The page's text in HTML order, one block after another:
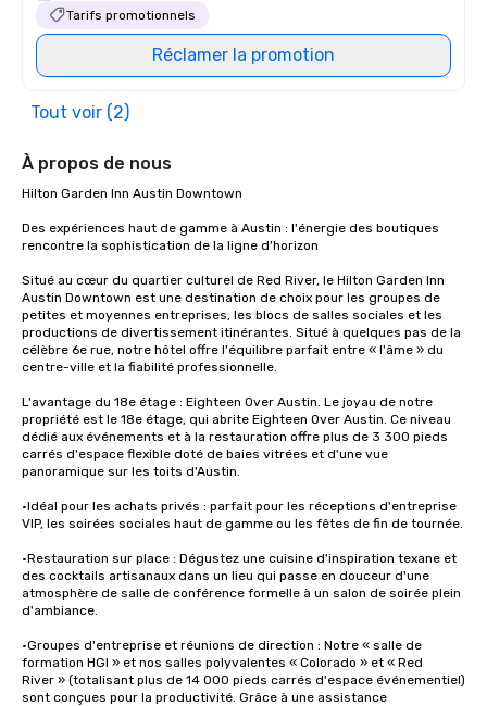
Tarifs promotionnels
Réclamer la promotion
Tout voir (2)
À propos de nous
Hilton Garden Inn Austin Downtown
Des expériences haut de gamme à Austin : l'énergie des boutiques
rencontre la sophistication de la ligne d'horizon
Situé au cœur du quartier culturel de Red River, le Hilton Garden Inn
Austin Downtown est une destination de choix pour les groupes de
petites et moyennes entreprises, les blocs de salles sociales et les
productions de divertissement itinérantes. Situé à quelques pas de la
célèbre 6e rue, notre hôtel offre l'équilibre parfait entre « l'âme » du
centre-ville et la fiabilité professionnelle.
L'avantage du 18e étage : Eighteen Over Austin. Le joyau de notre
propriété est le 18e étage, qui abrite Eighteen Over Austin. Ce niveau
dédié aux événements et à la restauration offre plus de 3 300 pieds
carrés d'espace flexible doté de baies vitrées et d'une vue
panoramique sur les toits d'Austin.
•Idéal pour les achats privés : parfait pour les réceptions d'entreprise
VIP, les soirées sociales haut de gamme ou les fêtes de fin de tournée.
•Restauration sur place : Dégustez une cuisine d'inspiration texane et
des cocktails artisanaux dans un lieu qui passe en douceur d'une
atmosphère de salle de conférence formelle à un salon de soirée plein
d'ambiance.
•Groupes d'entreprise et réunions de direction : Notre « salle de
formation HGI » et nos salles polyvalentes « Colorado » et « Red
River » (totalisant plus de 14 000 pieds carrés d'espace événementiel)
sont conçues pour la productivité. Grâce à une assistance